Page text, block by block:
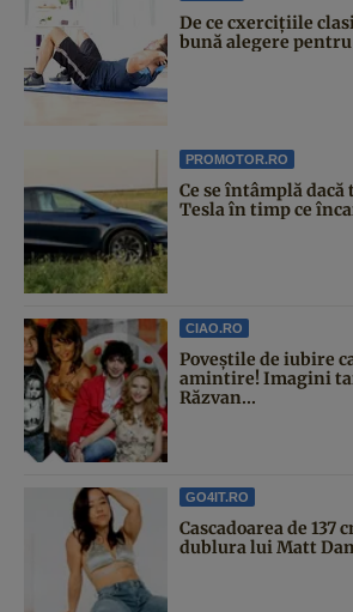
De ce cxercițiile
bună alegere
PROMOTOR.RO
Ce se întâmplă
Tesla în timp ce
CIAO.RO
Poveştile de iubire
amintire! Imagini
Răzvan...
GO4IT.RO
Cascadoarea de 137
dublura lui Matt